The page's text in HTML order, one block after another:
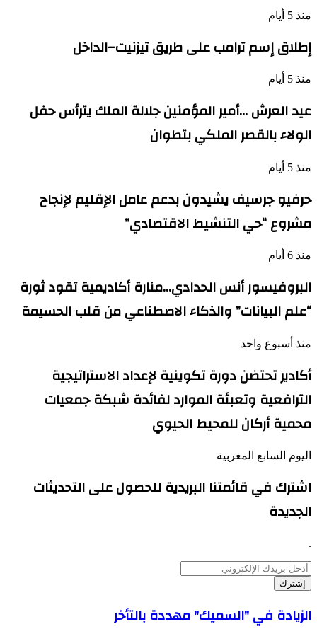
منذ 5 أيام
إطلاق إسم ترامب على طريق تيزنيت–الداخل
منذ 5 أيام
عيد العرش …أمير المؤمنين جلالة الملك يترأس حفل
الولاء بالقصر الملكي بتطوان
منذ 5 أيام
حرفيو جرسيف يشيدون بدعم عامل الإقليم لإنجاح
مشروع “حي التنشيط الاقتصادي”
منذ 6 أيام
البروفيسور أنس الحدادي…منارة أكاديمية تقود ثورة
“علم البيانات” والذكاء الاصطناعي من قلب الحسيمة
منذ أسبوع واحد
أكادير تحتضن دورة تكوينية لإعداد الاستراتيجية
الترافعية وتعبئة الموارد لفائدة شبكة جمعيات
محمية أركان للمحيط الحيوي
اليوم السابع المغربية
اشترك في قائمتنا البريدية للحصول على التحديثات
الجديدة
.
أدخل
بريدك
الإلكتروني
الزيادة
في
الزيادة في "السميك" مهددة بالتأخر